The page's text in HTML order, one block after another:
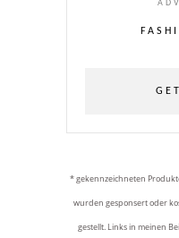
* gekennzeichneten
wurden gesponsert oder
gestellt. Links in meinen